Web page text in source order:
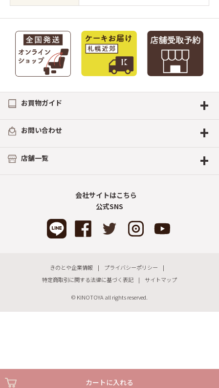
カートに入れる
お買物ガイド +
お問い合わせ +
店舗一覧 +
会社サイトはこちら
公式SNS
きのとや企業情報
プライバシーポリシー
特定商取引に関する法律に基づく表記
サイトマップ
© KINOTOYA all rights reserved.